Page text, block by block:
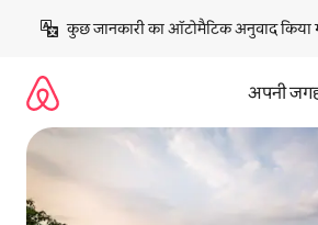
छोड़कर
कॉन्टेंट
कुछ जानकारी का ऑटोमैटिक अनुवाद किया
अपनी